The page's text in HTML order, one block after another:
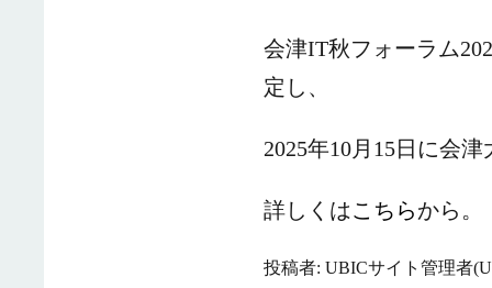
会津IT秋フォーラム
定し、
2025年10月15日に会
詳しくはこちらから。
投稿者: UBICサイト管理者